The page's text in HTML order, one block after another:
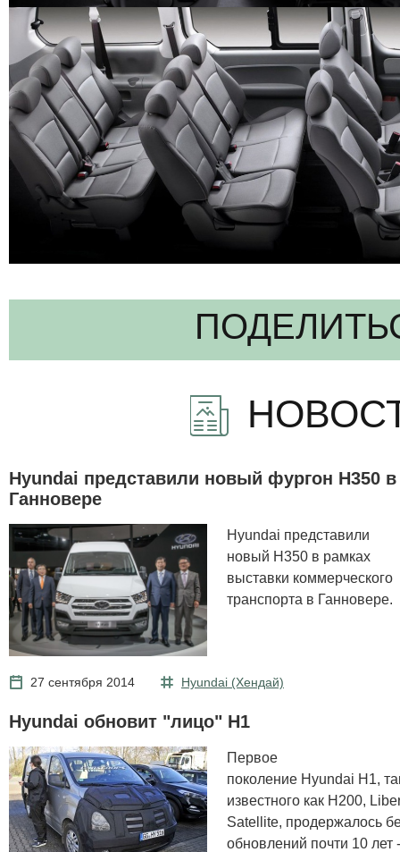
Hyundai представили новый фургон H350 в
Ганновере
Hyundai представили
новый H350 в рамках
выставки коммерческого
транспорта в Ганновере.
27 сентября 2014 Hyundai (Хендай)
Hyundai обновит "лицо" H1
Первое
поколение Hyundai H1,
известного как H200,
Satellite, продержалось
обновлений почти 10 лет